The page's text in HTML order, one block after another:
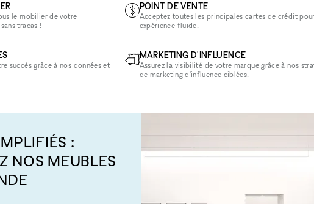
le mobilier de votre
tracas !
succès grâce à nos données et
POINT DE VENTE
Acceptez toutes les principales cartes de crédit
expérience fluide.
MARKETING D'INFLUENCE
Assurez la visibilité de votre marque grâce à nos
de marketing d'influence ciblées.
:
NOS MEUBLES